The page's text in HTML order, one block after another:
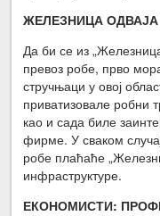
ЖЕЛЕЗНИЦА
Да би се из
превоз робе, прво
стручњаци у овој
приватизовале робни
као и сада биле
фирме. У сваком
робе плаћаће
инфраструктуре.
ЕКОНОМИСТИ: